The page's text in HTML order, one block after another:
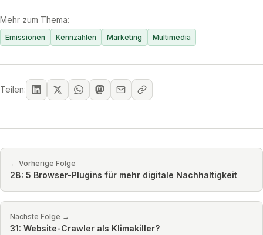
Mehr zum Thema:
Emissionen Kennzahlen Marketing Multimedia
Teilen:
← Vorherige Folge
28: 5 Browser-Plugins für mehr digitale Nachhaltigkeit
Nächste Folge →
31: Website-Crawler als Klimakiller?